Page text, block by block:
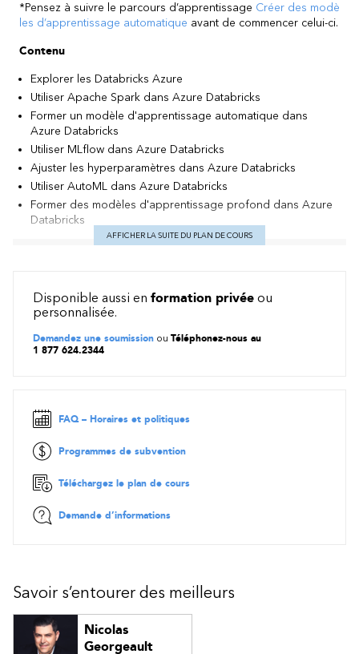
*Pensez à suivre le parcours d’apprentissage Créer des modè
les d’apprentissage automatique avant de commencer celui-ci.
Contenu
Explorer les Databricks Azure
Utiliser Apache Spark dans Azure Databricks
Former un modèle d'apprentissage automatique dans
Azure Databricks
Utiliser MLflow dans Azure Databricks
Ajuster les hyperparamètres dans Azure Databricks
Utiliser AutoML dans Azure Databricks
Former des modèles d'apprentissage profond dans Azure
Databricks
AFFICHER LA SUITE DU PLAN DE COURS
Disponible aussi en formation privée ou
personnalisée.
Demandez une soumission ou Téléphonez-nous au
1 877 624.2344
FAQ – Horaires et politiques
Programmes de subvention
Téléchargez le plan de cours
Demande d’informations
Savoir s’entourer des meilleurs
Nicolas
Georgeault